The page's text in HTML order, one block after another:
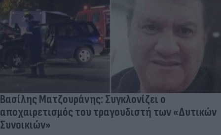
Βασίλης Ματζουράνης: Συγκλονίζει ο
αποχαιρετισμός του τραγουδιστή των «Δυτικών
Συνοικιών»